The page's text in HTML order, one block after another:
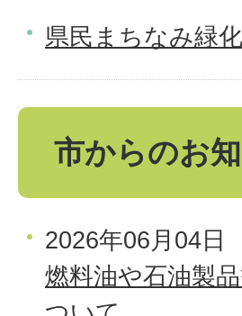
県民まちなみ緑
市からのお
2026年06月04日
燃料油や石油製